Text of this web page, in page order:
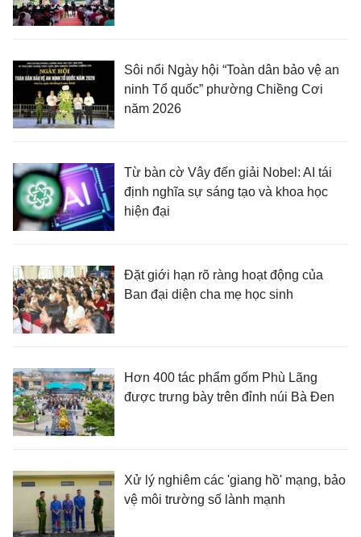
Sôi nổi Ngày hội “Toàn dân bảo vệ an
ninh Tổ quốc” phường Chiềng Cơi
năm 2026
Từ bàn cờ Vây đến giải Nobel: AI tái
định nghĩa sự sáng tạo và khoa học
hiện đại
Đặt giới hạn rõ ràng hoạt động của
Ban đại diện cha mẹ học sinh
Hơn 400 tác phẩm gốm Phù Lãng
được trưng bày trên đỉnh núi Bà Đen
Xử lý nghiêm các 'giang hồ' mạng, bảo
vệ môi trường số lành mạnh